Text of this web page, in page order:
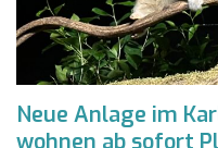
Neue Anlage im
wohnen ab sofort